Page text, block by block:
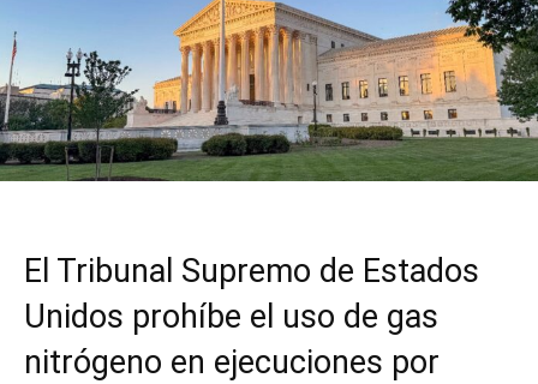
El Tribunal Supremo de Estados
Unidos prohíbe el uso de gas
nitrógeno en ejecuciones por